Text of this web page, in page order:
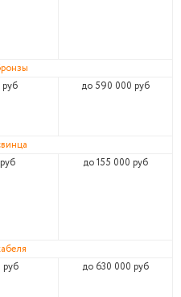
до 590 000 руб
до 155 000 руб
руб до 630 000 руб